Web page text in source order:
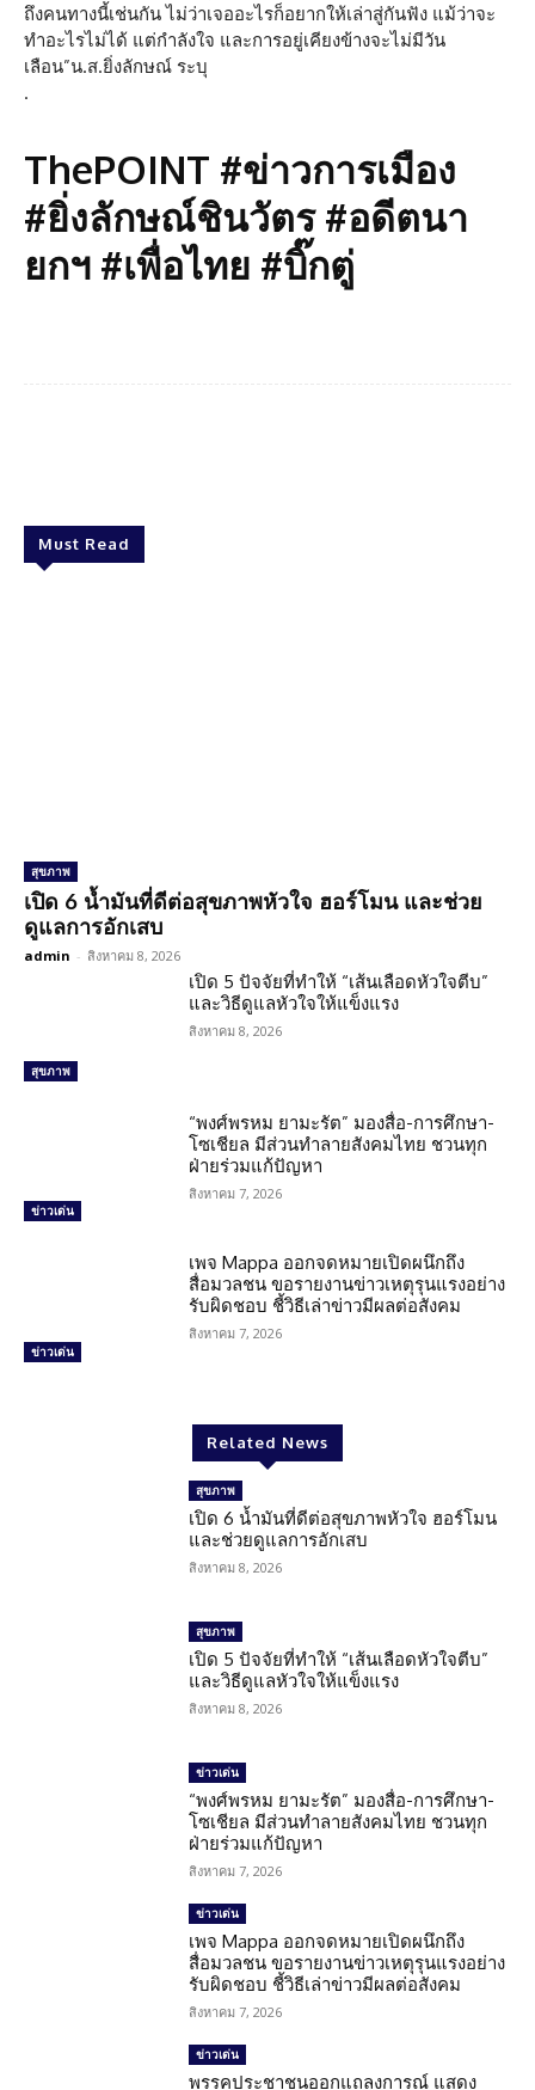
ถึงคนทางนี้เช่นกัน ไม่ว่าเจออะไรก็อยากให้เล่าสู่กันฟัง แม้ว่าจะ
ทำอะไรไม่ได้ แต่กำลังใจ และการอยู่เคียงข้างจะไม่มีวัน
เลือน”น.ส.ยิ่งลักษณ์ ระบุ
.
ThePOINT #ข่าวการเมือง
#ยิ่งลักษณ์ชินวัตร #อดีตนา
ยกฯ #เพื่อไทย #บิ๊กตู่
Must Read
สุขภาพ
เปิด 6 น้ำมันที่ดีต่อสุขภาพหัวใจ ฮอร์โมน และช่วย
ดูแลการอักเสบ
admin - สิงหาคม 8, 2026
สุขภาพ
เปิด 5 ปัจจัยที่ทำให้ “เส้นเลือดหัวใจตีบ”
และวิธีดูแลหัวใจให้แข็งแรง
สิงหาคม 8, 2026
ข่าวเด่น
“พงศ์พรหม ยามะรัต” มองสื่อ-การศึกษา-
โซเชียล มีส่วนทำลายสังคมไทย ชวนทุก
ฝ่ายร่วมแก้ปัญหา
สิงหาคม 7, 2026
ข่าวเด่น
เพจ Mappa ออกจดหมายเปิดผนึกถึง
สื่อมวลชน ขอรายงานข่าวเหตุรุนแรงอย่าง
รับผิดชอบ ชี้วิธีเล่าข่าวมีผลต่อสังคม
สิงหาคม 7, 2026
Related News
สุขภาพ
เปิด 6 น้ำมันที่ดีต่อสุขภาพหัวใจ ฮอร์โมน
และช่วยดูแลการอักเสบ
สิงหาคม 8, 2026
สุขภาพ
เปิด 5 ปัจจัยที่ทำให้ “เส้นเลือดหัวใจตีบ”
และวิธีดูแลหัวใจให้แข็งแรง
สิงหาคม 8, 2026
ข่าวเด่น
“พงศ์พรหม ยามะรัต” มองสื่อ-การศึกษา-
โซเชียล มีส่วนทำลายสังคมไทย ชวนทุก
ฝ่ายร่วมแก้ปัญหา
สิงหาคม 7, 2026
ข่าวเด่น
เพจ Mappa ออกจดหมายเปิดผนึกถึง
สื่อมวลชน ขอรายงานข่าวเหตุรุนแรงอย่าง
รับผิดชอบ ชี้วิธีเล่าข่าวมีผลต่อสังคม
สิงหาคม 7, 2026
ข่าวเด่น
พรรคประชาชนออกแถลงการณ์ แสดง